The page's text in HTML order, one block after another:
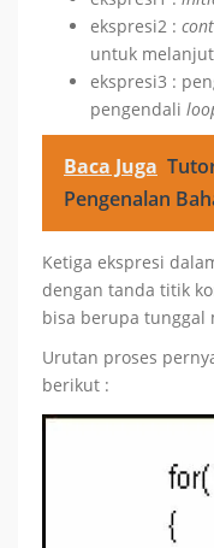
ekspresi2 :
untuk
ekspresi3 :
pengendali
Baca Juga
Pengenalan
Ketiga ekspresi
dengan tanda titik
bisa berupa tunggal
Urutan proses
berikut :